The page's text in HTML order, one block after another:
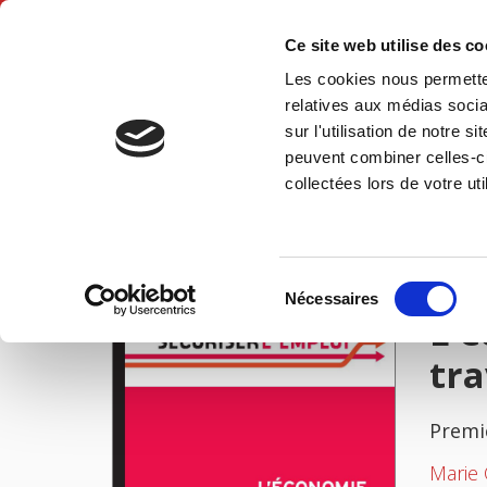
Ce site web utilise des
Les cookies nous
relatives aux médias
sur l'utilisation de notre
peuvent combiner celles-
collectées lors de votre
Nécessaires
Accueil L'économie comportementale du marché du travail
Marie